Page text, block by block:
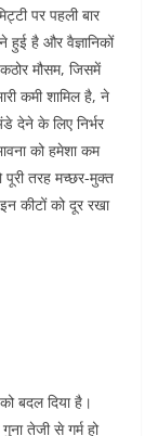
पर पहली बार
हुई है और वैज्ञानिकों
मौसम, जिसमें
कमी शामिल है, ने
देने के लिए निर्भर
को हमेशा कम
पूरी तरह मच्छर-मुक्त
कीटों को दूर रखा
बदल दिया है।
तेजी से गर्म हो